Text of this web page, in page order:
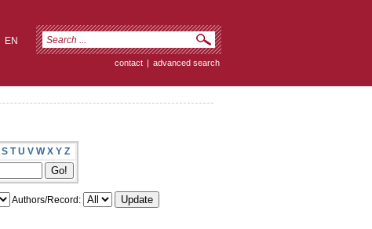
EN
contact | advanced search
S T U V W X Y Z
Authors/Record: